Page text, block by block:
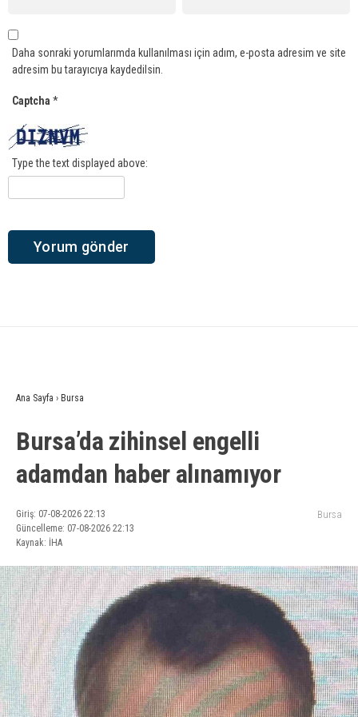
Daha sonraki yorumlarımda kullanılması için adım, e-posta adresim ve site
adresim bu tarayıcıya kaydedilsin.
Captcha *
Type the text displayed above:
Ana Sayfa › Bursa
Bursa’da zihinsel engelli
adamdan haber alınamıyor
Giriş: 07-08-2026 22:13
Güncelleme: 07-08-2026 22:13
Kaynak: İHA
Bursa